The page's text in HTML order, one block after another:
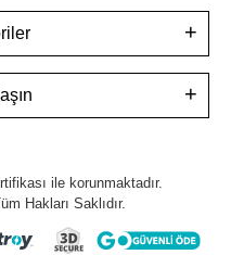
ile korunmaktadır.
Hakları Saklıdır.